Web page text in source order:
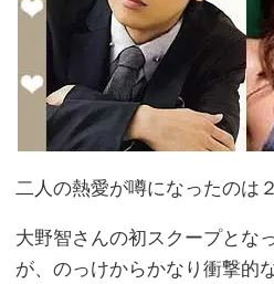
二人の熱愛が噂になったのは
大野智さんの初スクープとな
が、のっけからかなり衝撃的